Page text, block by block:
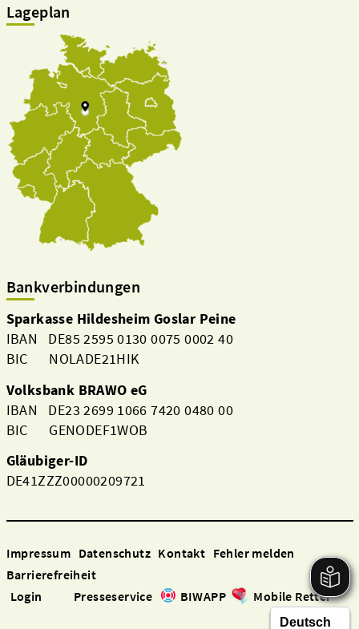
Lageplan
Bankverbindungen
Sparkasse Hildesheim Goslar Peine
IBAN DE85 2595 0130 0075 0002 40
BIC NOLADE21HIK
Volksbank BRAWO eG
IBAN DE23 2699 1066 7420 0480 00
BIC GENODEF1WOB
Gläubiger-ID
DE41ZZZ00000209721
Impressum Datenschutz Kontakt Fehler melden
Barrierefreiheit
Login
Presseservice BIWAPP Mobile Retter